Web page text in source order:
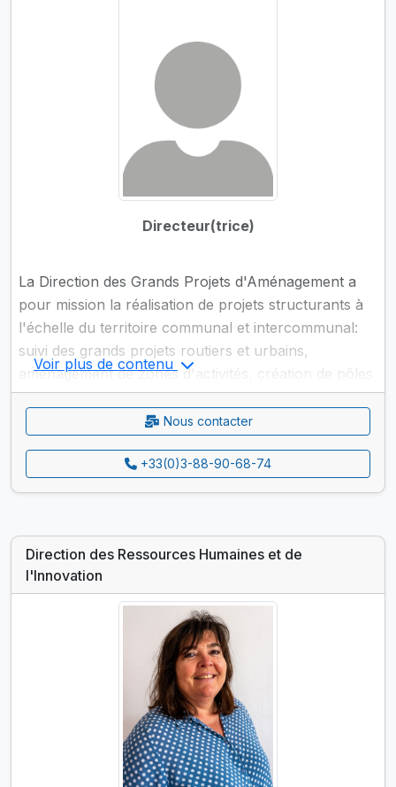
Directeur(trice)
La Direction des Grands Projets d'Aménagement a
pour mission la réalisation de projets structurants à
l'échelle du territoire communal et intercommunal:
suivi des grands projets routiers et urbains,
aménagement de zones d'activités, création de pôles
d'échanges multimodaux dans les secteurs de gare,
Voir plus de contenu
Nous contacter
+33(0)3-88-90-68-74
Direction des Ressources Humaines et de
l'Innovation